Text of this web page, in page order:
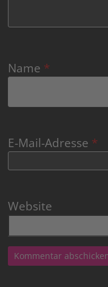
Name *
E-Mail-Adresse *
Website